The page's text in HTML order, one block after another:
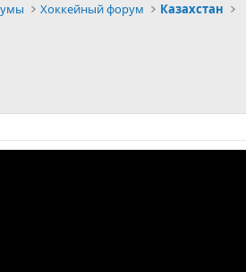
Хоккейный форум Казахстан